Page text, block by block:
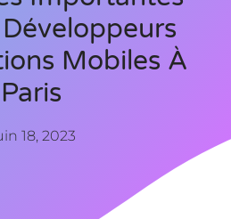
Mobiles À
Paris
18, 2023